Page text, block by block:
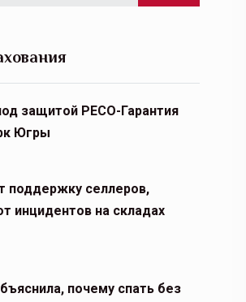
защитой РЕСО-Гарантия
Югры
поддержку селлеров,
инцидентов на складах
почему спать без